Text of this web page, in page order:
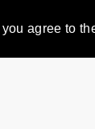
agree to